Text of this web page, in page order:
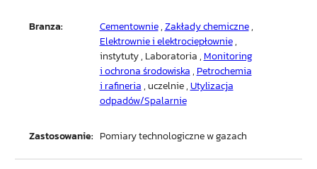
Branza: Cementownie,Zakłady chemiczne,
Elektrownie i elektrociepłownie,
instytuty , Laboratoria , Monitoring
i ochrona środowiska , Petrochemia
i rafineria , uczelnie ,Utylizacja
odpadów/Spalarnie
Zastosowanie: Pomiary technologiczne w gazach